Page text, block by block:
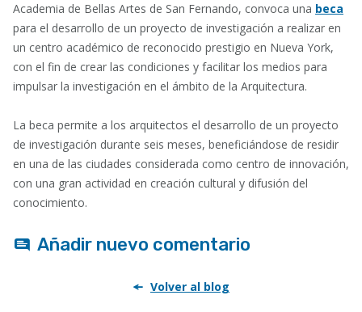
Academia de Bellas Artes de San Fernando, convoca una beca
para el desarrollo de un proyecto de investigación a realizar en
un centro académico de reconocido prestigio en Nueva York,
con el fin de crear las condiciones y facilitar los medios para
impulsar la investigación en el ámbito de la Arquitectura.
La beca permite a los arquitectos el desarrollo de un proyecto
de investigación durante seis meses, beneficiándose de residir
en una de las ciudades considerada como centro de innovación,
con una gran actividad en creación cultural y difusión del
conocimiento.
Añadir nuevo comentario
Volver al blog